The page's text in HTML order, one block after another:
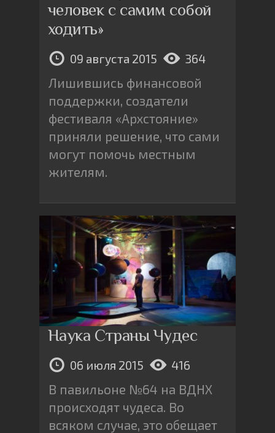
человек с самим собой
ходить»
09 августа 2015 364
Лишившись финансовой
поддержки, создатели
фестиваля «Архстояние»
приняли решение, что сами
могут помочь местным
жителям.
Наука Страны Чудес
06 июля 2015 416
В павильоне №64 на ВДНХ
происходят чудеса. Во
всяком случае, это обещает